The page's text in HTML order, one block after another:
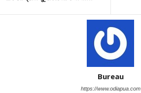
Bureau
https://www.odiapua.com